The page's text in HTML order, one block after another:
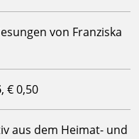
von Franziska
, € 0,50
aus dem Heimat- und